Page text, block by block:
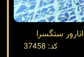
کد: 37458